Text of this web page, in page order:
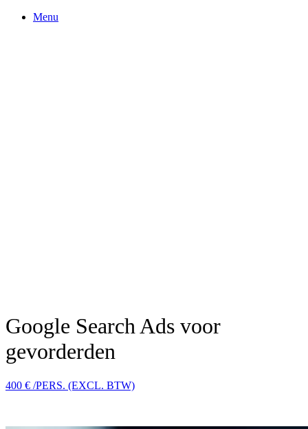
Menu
Google Search Ads voor
gevorderden
400 € /PERS. (EXCL. BTW)